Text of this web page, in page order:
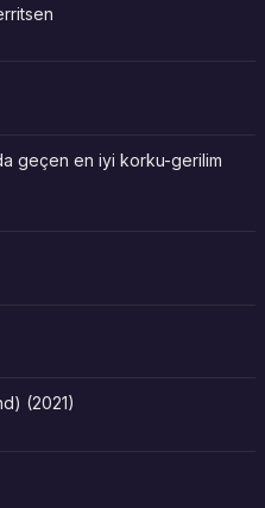
geçen en iyi korku-gerilim
(2021)